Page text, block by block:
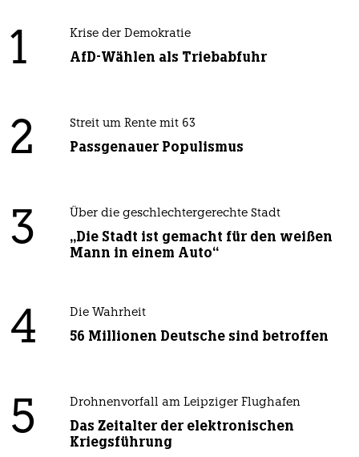
1 Krise der Demokratie
AfD-Wählen als Triebabfuhr
2 Streit um Rente mit 63
Passgenauer Populismus
3 Über die geschlechtergerechte Stadt
„Die Stadt ist gemacht für den weißen
Mann in einem Auto“
4 Die Wahrheit
56 Millionen Deutsche sind betroffen
5 Drohnenvorfall am Leipziger Flughafen
Das Zeitalter der elektronischen
Kriegsführung